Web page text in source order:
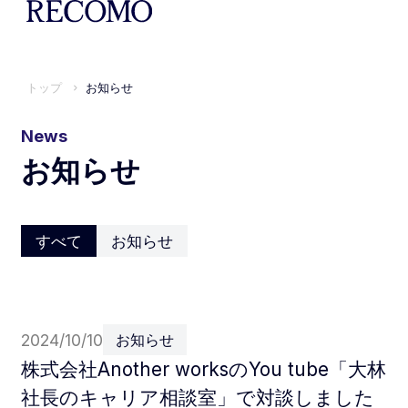
トップ お知らせ
News
お知らせ
すべて お知らせ
2024/10/10 お知らせ
株式会社Another worksのYou tube「大林
社長のキャリア相談室」で対談しました